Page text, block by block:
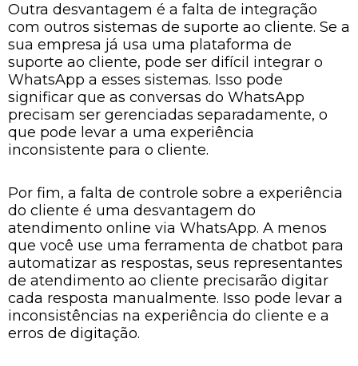
Outra desvantagem é a falta de integração
com outros sistemas de suporte ao cliente. Se a
sua empresa já usa uma plataforma de
suporte ao cliente, pode ser difícil integrar o
WhatsApp a esses sistemas. Isso pode
significar que as conversas do WhatsApp
precisam ser gerenciadas separadamente, o
que pode levar a uma experiência
inconsistente para o cliente.
Por fim, a falta de controle sobre a experiência
do cliente é uma desvantagem do
atendimento online via WhatsApp. A menos
que você use uma ferramenta de chatbot para
automatizar as respostas, seus representantes
de atendimento ao cliente precisarão digitar
cada resposta manualmente. Isso pode levar a
inconsistências na experiência do cliente e a
erros de digitação.